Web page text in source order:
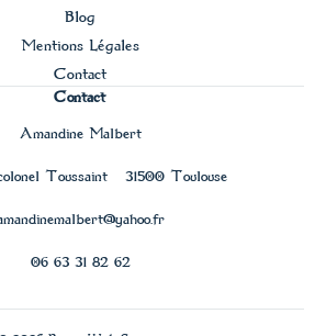
Blog
Mentions Légales
Contact
Contact
Amandine Malbert
Toussaint – 31500 Toulouse
06 63 31 82 62